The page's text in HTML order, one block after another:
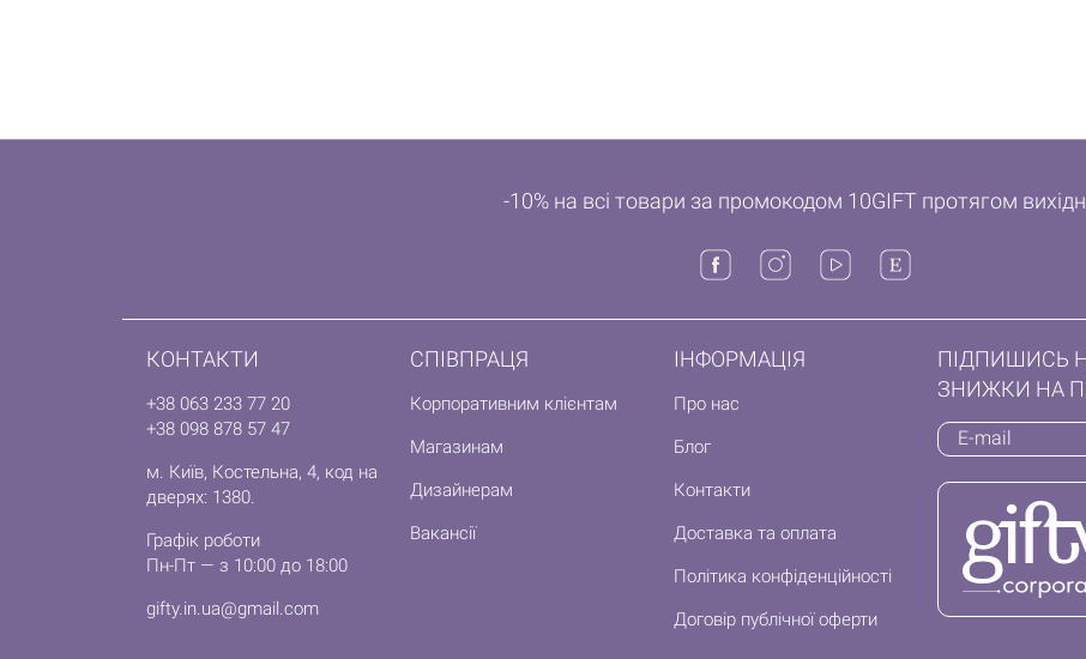
-10% на всі товари за промокодом 10GIFT протягом
КОНТАКТИ
+38 063 233 77 20
+38 098 878 57 47
м. Київ, Костельна, 4, код на
дверях: 1380.
Графік роботи
Пн-Пт — з 10:00 до 18:00
gifty.in.ua@gmail.com
СПІВПРАЦЯ
Корпоративним клієнтам
Магазинам
Дизайнерам
Вакансії
ІНФОРМАЦІЯ
Про нас
Блог
Контакти
Доставка та оплата
Політика конфіденційності
Договір публічної оферти
ПІДПИШИСЬ
ЗНИЖКИ НА